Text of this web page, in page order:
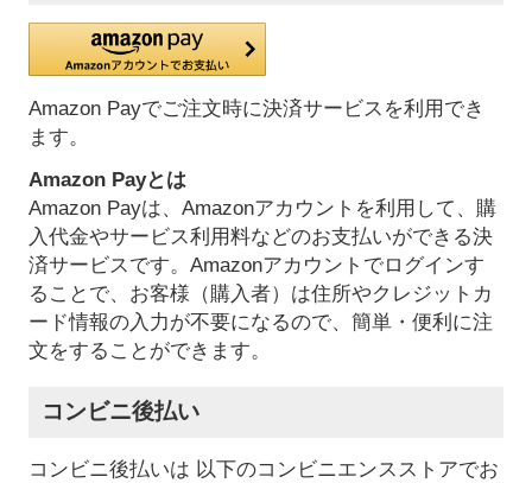
Amazon Payでご注文時に決済サービスを利用でき
ます。
Amazon Payとは
Amazon Payは、Amazonアカウントを利用して、購
入代金やサービス利用料などのお支払いができる決
済サービスです。Amazonアカウントでログインす
ることで、お客様（購入者）は住所やクレジットカ
ード情報の入力が不要になるので、簡単・便利に注
文をすることができます。
コンビニ後払い
コンビニ後払いは 以下のコンビニエンスストアでお